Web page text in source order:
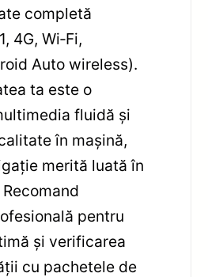
completă
4G, Wi‑Fi,
Auto wireless).
ta este o
fluidă și
în mașină,
merită luată în
pentru
și verificarea
cu pachetele de